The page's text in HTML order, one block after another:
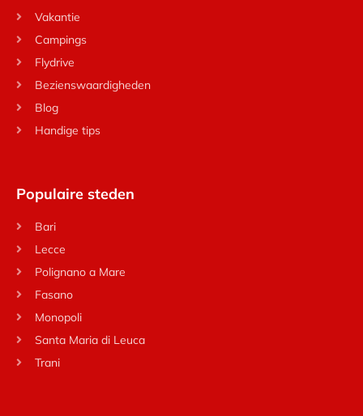
Vakantie
Campings
Flydrive
Bezienswaardigheden
Blog
Handige tips
Populaire steden
Bari
Lecce
Polignano a Mare
Fasano
Monopoli
Santa Maria di Leuca
Trani